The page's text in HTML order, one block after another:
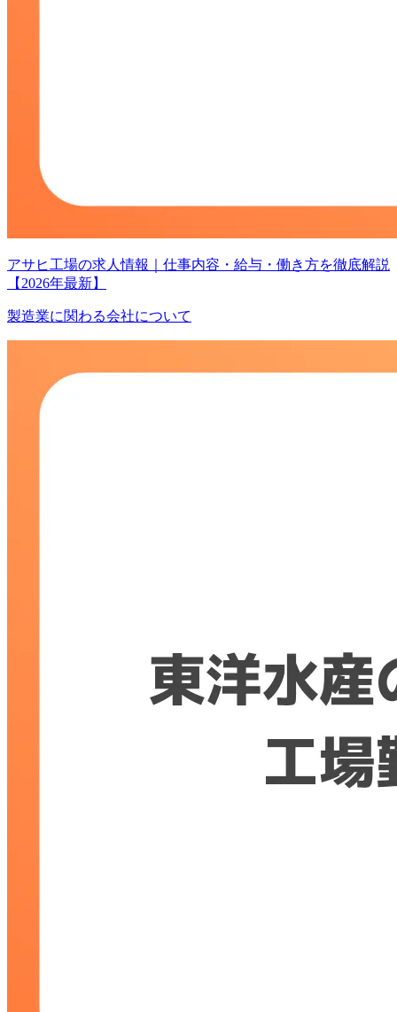
アサヒ工場の求人情報｜仕事内容・給与・働き方を徹底解説
【2026年最新】
製造業に関わる会社について